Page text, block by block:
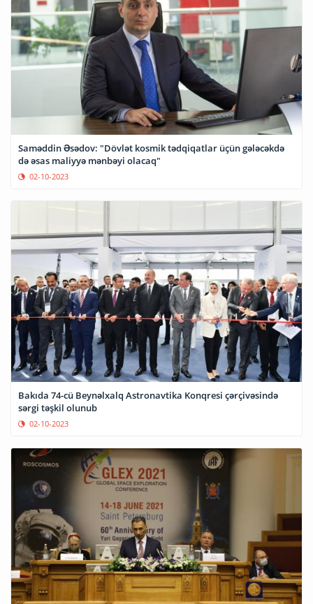
Saməddin Əsədov: "Dövlət kosmik tədqiqatlar üçün gələcəkdə
də əsas maliyyə mənbəyi olacaq"
02-10-2023
Bakıda 74-cü Beynəlxalq Astronavtika Konqresi çərçivəsində
sərgi təşkil olunub
02-10-2023